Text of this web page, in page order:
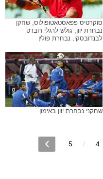
סוקרטיס פפאסטאטופולוס, שחקן
נבחרת יוון, גולש לרגלי רוברט
לבנדובסקי, נבחרת פולין
שחקני נבחרת יוון באימון
4
5